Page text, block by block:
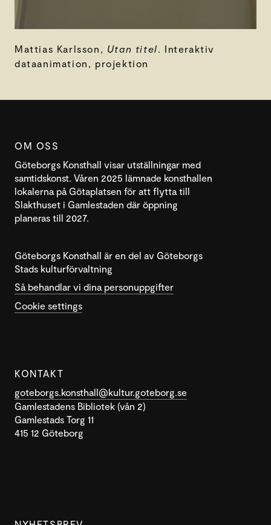
Mattias Karlsson, Utan titel. Interaktiv
dataanimation, projektion
OM OSS
Göteborgs Konsthall visar utställningar med
samtidskonst. Våren 2025 lämnade konsthallen
lokalerna på Götaplatsen för att flytta till
Slakthuset i Gamlestaden där öppning
planeras till 2027.
Göteborgs Konsthall är en del av Göteborgs
Stads kulturförvaltning
Så behandlar vi dina personuppgifter
Cookie settings
KONTAKT
goteborgs.konsthall@kultur.goteborg.se
Gamlestadens Bibliotek (vån 2)
Gamlestads Torg 11
415 12 Göteborg